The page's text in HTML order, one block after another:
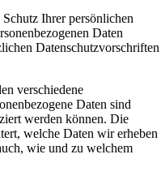
Ihrer persönlichen
Daten
Datenschutzvorschriften
verschiedene
Daten sind
werden können. Die
welche Daten wir erheben
wie und zu welchem